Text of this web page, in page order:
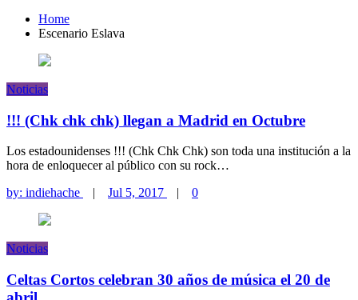
Home
Escenario Eslava
Noticias
!!! (Chk chk chk) llegan a Madrid en Octubre
Los estadounidenses !!! (Chk Chk Chk) son toda una institución a la
hora de enloquecer al público con su rock…
by: indiehache | Jul 5, 2017 | 0
Noticias
Celtas Cortos celebran 30 años de música el 20 de